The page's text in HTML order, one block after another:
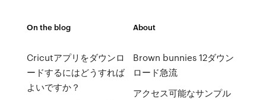
On the blog
Cricutアプリをダウンロ
ードするにはどうすれば
よいですか？
About
Brown bunnies 12ダウン
ロード急流
アクセス可能なサンプル